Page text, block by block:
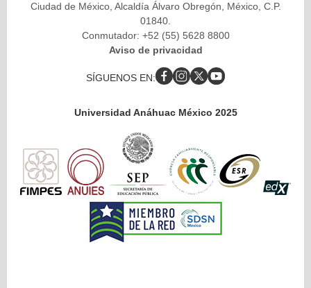
Ciudad de México, Alcaldía Álvaro Obregón, México, C.P.
01840.
Conmutador: +52 (55) 5628 8800
Aviso de privacidad
SÍGUENOS EN:
Universidad Anáhuac México 2025